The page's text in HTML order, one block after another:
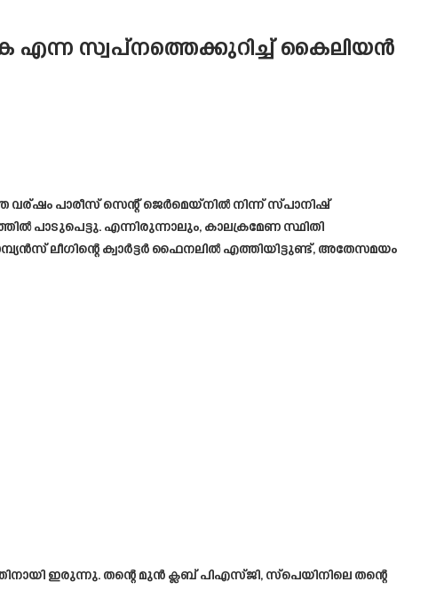
എന്ന സ്വപ്നത്തെക്കുറിച്ച് കൈലിയൻ
പാരീസ് സെന്റ് ജെർമെയ്നിൽ നിന്ന് സ്പാനിഷ്
പാടുപെട്ടു. എന്നിരുന്നാലും, കാലക്രമേണ സ്ഥിതി
ലീഗിന്റെ ക്വാർട്ടർ ഫൈനലിൽ എത്തിയിട്ടുണ്ട്, അതേസമയം
ഇരുന്നു. തന്റെ മുൻ ക്ലബ് പിഎസ്ജി, സ്പെയിനിലെ തന്റെ